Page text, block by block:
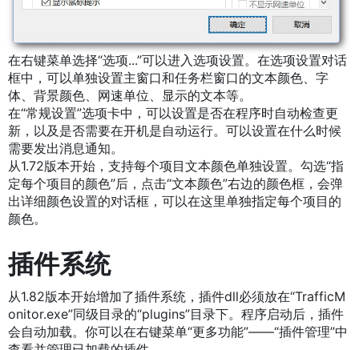
在右键菜单选择“选项...”可以进入选项设置。在选项设置对话
框中，可以单独设置主窗口和任务栏窗口的文本颜色、字
体、背景颜色、网速单位、显示的文本等。
在“常规设置”选项卡中，可以设置是否在程序时自动检查更
新，以及是否需要在开机是自动运行。可以设置在什么时候
需要发出消息通知。
从1.72版本开始，支持每个项目文本颜色单独设置。勾选“指
定每个项目的颜色”后，点击“文本颜色”右边的颜色框，会弹
出详细颜色设置的对话框，可以在这里单独指定每个项目的
颜色。
插件系统
从1.82版本开始增加了插件系统，插件dll必须放在“TrafficM
onitor.exe”同级目录的“plugins”目录下。程序启动后，插件
会自动加载。你可以在右键菜单“更多功能”——“插件管理”中